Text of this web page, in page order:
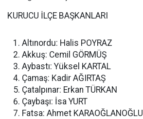
KURUCU İLÇE BAŞKANLARI
Altınordu: Halis POYRAZ
Akkuş: Cemil GÖRMÜŞ
Aybastı: Yüksel KARTAL
Çamaş: Kadir AĞIRTAŞ
Çatalpınar: Erkan TÜRKAN
Çaybaşı: İsa YURT
Fatsa: Ahmet KARAOĞLANOĞLU